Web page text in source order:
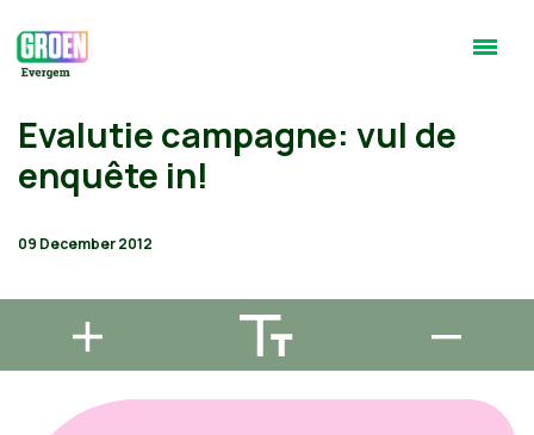
Evalutie campagne: vul de
enquête in!
09 December 2012